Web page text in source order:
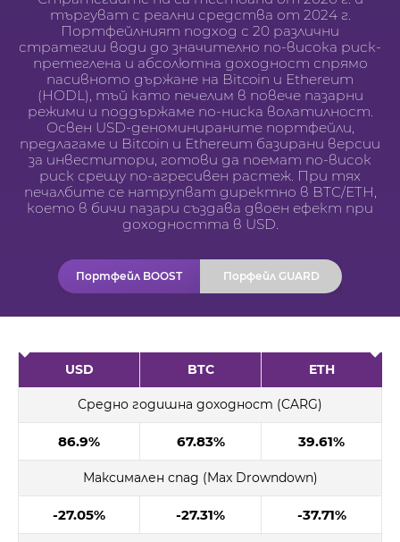
търгуват с реални средства от 2024 г.
Портфейлният подход с 20 различни
стратегии води до значително по-висока риск-
претеглена и абсолютна доходност спрямо
пасивното държане на Bitcoin и Ethereum
(HODL), тъй като печелим в повече пазарни
режими и поддържаме по-ниска волатилност.
Освен USD-деноминираните портфейли,
предлагаме и Bitcoin и Ethereum базирани версии
за инвеститори, готови да поемат по-висок
риск срещу по-агресивен растеж. При тях
печалбите се натрупват директно в BTC/ETH,
което в бичи пазари създава двоен ефект при
доходността в USD.
Портфейл BOOST Порфейл GUARD
USD BTC ETH
Средно годишна доходност (CARG)
86.9% 67.83% 39.61%
Максимален спад (Max Drowndown)
-27.05% -27.31% -37.71%